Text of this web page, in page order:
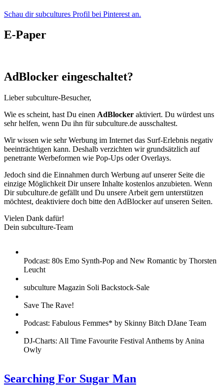
Schau dir subcultures Profil bei Pinterest an.
E-Paper
AdBlocker eingeschaltet?
Lieber subculture-Besucher,
Wie es scheint, hast Du einen AdBlocker aktiviert. Du würdest uns
sehr helfen, wenn Du ihn für subculture.de ausschaltest.
Wir wissen wie sehr Werbung im Internet das Surf-Erlebnis negativ
beeinträchtigen kann. Deshalb verzichten wir grundsätzlich auf
penetrante Werbeformen wie Pop-Ups oder Overlays.
Jedoch sind die Einnahmen durch Werbung auf unserer Seite die
einzige Möglichkeit Dir unsere Inhalte kostenlos anzubieten. Wenn
Dir subculture.de gefällt und Du unsere Arbeit gern unterstützen
möchtest, deaktiviere doch bitte den AdBlocker auf unseren Seiten.
Vielen Dank dafür!
Dein subculture-Team
Podcast: 80s Emo Synth-Pop and New Romantic by Thorsten
Leucht
subculture Magazin Soli Backstock-Sale
Save The Rave!
Podcast: Fabulous Femmes* by Skinny Bitch DJane Team
DJ-Charts: All Time Favourite Festival Anthems by Anina
Owly
Searching For Sugar Man